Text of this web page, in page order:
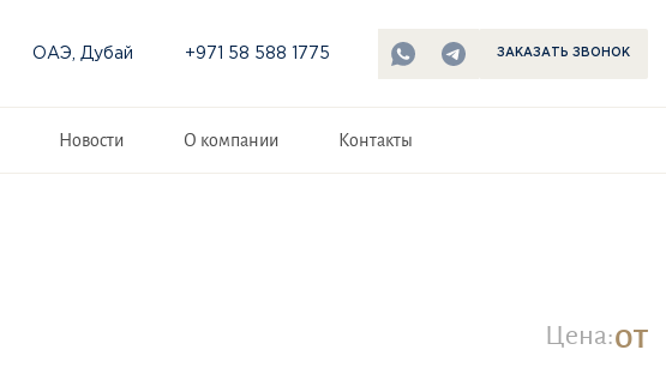
ОАЭ, Дубай +971 58 588 1775 ЗАКАЗАТЬ ЗВОНОК
Новости О компании Контакты
Цена:от